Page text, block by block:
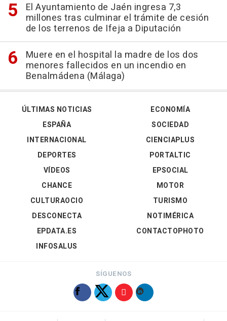
El Ayuntamiento de Jaén ingresa 7,3
millones tras culminar el trámite de cesión
de los terrenos de Ifeja a Diputación
Muere en el hospital la madre de los dos
menores fallecidos en un incendio en
Benalmádena (Málaga)
ÚLTIMAS NOTICIAS
ESPAÑA
INTERNACIONAL
DEPORTES
VÍDEOS
ECONOMÍA
SOCIEDAD
CIENCIAPLUS
PORTALTIC
EPSOCIAL
CHANCE
CULTURAOCIO
DESCONECTA
EPDATA.ES
INFOSALUS
MOTOR
TURISMO
NOTIMÉRICA
CONTACTOPHOTO
SÍGUENOS